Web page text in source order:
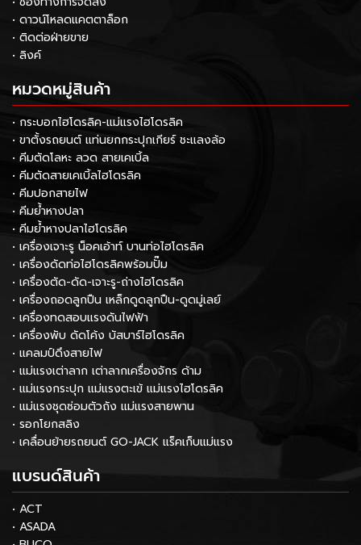
• ดาวน์โหลดแคตตาล็อก
• ติดต่อฝ่ายขาย
• ลิงค์
หมวดหมู่สินค้า
• กระบอกไฮโดรลิค-แม่แรงไฮโดรลิค
• ขาตั้งรถยนต์ แท่นยกกระปุกเกียร์ ชะแลงล้อ
• คีมตัดโลหะ ลวด สายเคเบิ้ล
• คีมตัดสายเคเบิ้ลไฮโดรลิค
• คีมปอกสายไฟ
• คีมย้ำหางปลา
• คีมย้ำหางปลาไฮโดรลิค
• เครื่องเจาะรู น็อคเอ้าท์ บานท่อไฮโดรลิค
• เครื่องดัดท่อไฮโดรลิคพร้อมปั๊ม
• เครื่องตัด-ดัด-เจาะรู-ถ่างไฮโดรลิค
• เครื่องถอดลูกปืน เหล็กดูดลูกปืน-ดูดมู่เลย์
• เครื่องทดสอบแรงดันไฟฟ้า
• เครื่องพับ ดัดโค้ง บัสบาร์ไฮโดรลิค
• แคลมป์ดึงสายไฟ
• แม่แรงเต่าลาก เต่าลากเครื่องจักร ด้าม
• แม่แรงกระปุก แม่แรงตะเข้ แม่แรงไฮโดรลิค
• แม่แรงชุดซ่อมตัวถัง แม่แรงสายพาน
• รอกโยกสลิง
• เคลื่อนย้ายรถยนต์ GO-JACK แร็คเก็บแม่แรง
แบรนด์สินค้า
• ACT
• ASADA